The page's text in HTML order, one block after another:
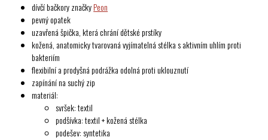
dívčí bačkory značkyPeon
pevný opatek
uzavřená špička, která chrání dětské prstíky
kožená, anatomicky tvarovaná vyjímatelná stélka s aktivním uhlím proti
bakteriím
flexibilní a prodyšná podrážka odolná proti uklouznutí
zapínání na suchý zip
materiál:
svršek: textil
podšívka: textil + kožená stélka
podešev: syntetika